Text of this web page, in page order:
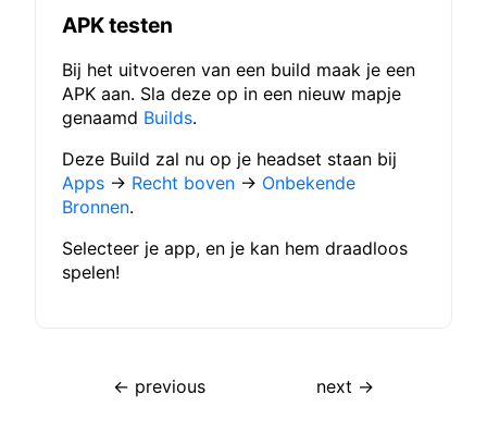
APK testen
Bij het uitvoeren van een build maak je een
APK aan. Sla deze op in een nieuw mapje
genaamd Builds.
Deze Build zal nu op je headset staan bij
Apps → Recht boven → Onbekende
Bronnen.
Selecteer je app, en je kan hem draadloos
spelen!
← previous next →